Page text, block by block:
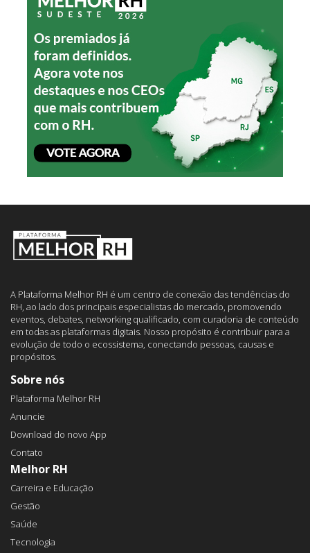
A Plataforma Melhor RH é um centro de conexão das tendências do
RH, ao lado dos principais especialistas do mercado, promovendo
eventos, debates, networking qualificado, com curadoria de conteúdo
em todas as plataformas digitais. Nosso propósito é contribuir para a
evolução de todo o ecossistema, conectando pessoas, causas e
propósitos.
Sobre nós
Plataforma Melhor RH
Anuncie
Download do novo App
Contato
Melhor RH
Carreira e Educação
Gestão
Saúde
Tecnologia